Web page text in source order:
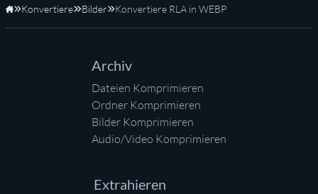
Startseite
Konvertiere Bilder Konvertiere RLA in WEBP
Archiv
Dateien Komprimieren
Ordner Komprimieren
Bilder Komprimieren
Audio/Video Komprimieren
Extrahieren